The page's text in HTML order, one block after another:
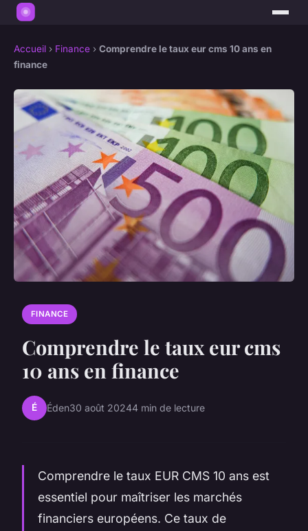
Accueil › Finance › Comprendre le taux eur cms 10 ans en
finance
FINANCE
Comprendre le taux eur cms
10 ans en finance
É Éden30 août 20244 min de lecture
Comprendre le taux EUR CMS 10 ans est
essentiel pour maîtriser les marchés
financiers européens. Ce taux de